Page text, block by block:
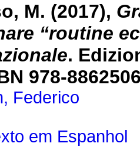
M. (2017),
“routine
.
978-
Federico
em Espanhol